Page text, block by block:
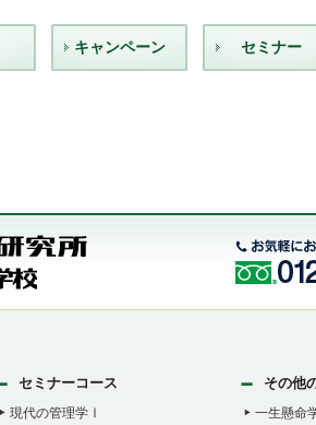
キャンペーン セミナー
セミナーコース
現代の管理学Ⅰ
その他
一生懸命